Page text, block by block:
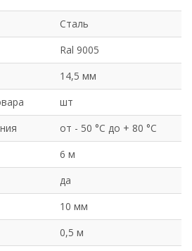
Сталь
Ral 9005
14,5 мм
шт
от - 50 °C до + 80 °C
6 м
да
10 мм
0,5 м